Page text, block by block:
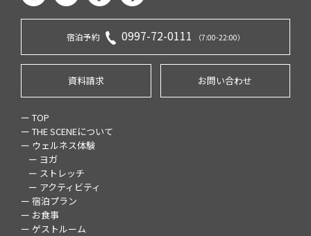
宿泊予約 0997-72-0111 （7:00-22:00）
資料請求 お問い合わせ
ー TOP
ー THE SCENEについて
ー ウェルネス体験
ー ヨガ
ー ストレッチ
ー アクティビティ
ー 宿泊プラン
ー お食事
ー ゲストルーム